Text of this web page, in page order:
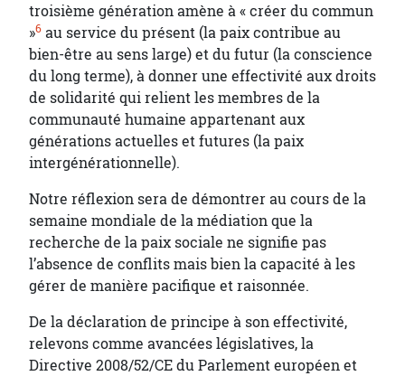
troisième génération amène à « créer du commun
»6 au service du présent (la paix contribue au
bien-être au sens large) et du futur (la conscience
du long terme), à donner une effectivité aux droits
de solidarité qui relient les membres de la
communauté humaine appartenant aux
générations actuelles et futures (la paix
intergénérationnelle).
Notre réflexion sera de démontrer au cours de la
semaine mondiale de la médiation que la
recherche de la paix sociale ne signifie pas
l’absence de conflits mais bien la capacité à les
gérer de manière pacifique et raisonnée.
De la déclaration de principe à son effectivité,
relevons comme avancées législatives, la
Directive 2008/52/CE du Parlement européen et